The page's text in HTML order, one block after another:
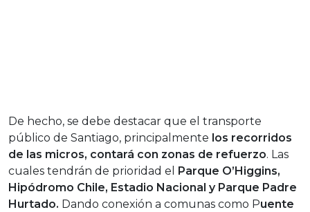
De hecho, se debe destacar que el transporte
público de Santiago, principalmente los recorridos
de las micros, contará con zonas de refuerzo. Las
cuales tendrán de prioridad el
Parque O’Higgins,
Hipódromo Chile, Estadio Nacional y Parque Padre
Hurtado. Dando conexión a comunas como Puente